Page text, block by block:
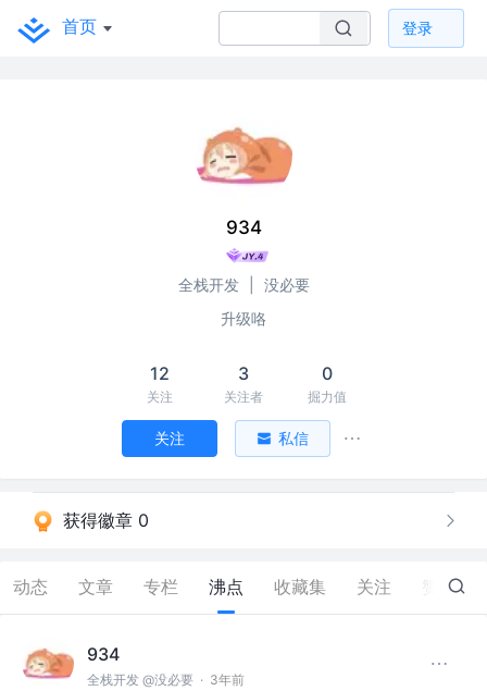
首页 登录
934
全栈开发
没必要
升级咯
12
关注
3
关注者
0
掘力值
关注 私信
获得徽章 0
动态 文章 专栏 沸点 收藏集 关注 55
934
全栈开发 @没必要 · 3年前